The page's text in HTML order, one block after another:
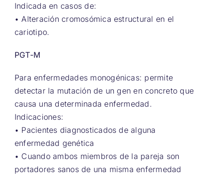
Indicada en casos de:
• Alteración cromosómica estructural en el
cariotipo.
PGT-M
Para enfermedades monogénicas: permite
detectar la mutación de un gen en concreto que
causa una determinada enfermedad.
Indicaciones:
• Pacientes diagnosticados de alguna
enfermedad genética
• Cuando ambos miembros de la pareja son
portadores sanos de una misma enfermedad